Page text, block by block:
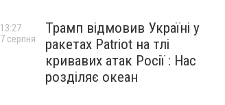
Трамп відмовив Україні у
ракетах Patriot на тлі
кривавих атак Росії : Нас
розділяє океан
13:27
7 серпня